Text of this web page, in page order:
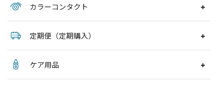
カラーコンタクト
定期便（定期購入）
ケア用品